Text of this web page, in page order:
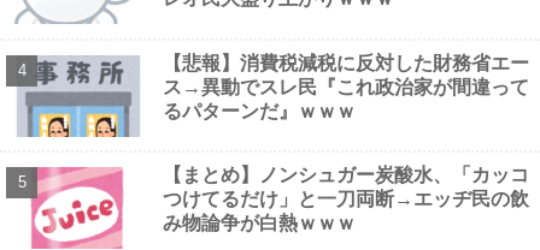
【悲報】消費税減税に反対した財務省エー
ス→異動でスレ民『これ政治家が間違って
るパターンだ』ｗｗｗ
【まとめ】ノンシュガー炭酸水、「カッコ
つけてるだけ」と一刀両断→エッヂ民の飲
み物論争が白熱ｗｗｗ